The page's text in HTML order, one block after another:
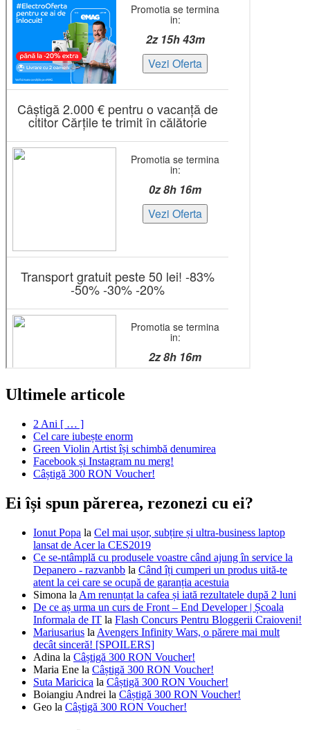
Ultimele articole
2 Ani [ … ]
Cel care iubește enorm
Green Violin Artist își schimbă denumirea
Facebook și Instagram nu merg!
Câștigă 300 RON Voucher!
Ei își spun părerea, rezonezi cu ei?
Ionut Popa la Cel mai ușor, subțire și ultra-business laptop
lansat de Acer la CES2019
Ce se-ntâmplă cu produsele voastre când ajung în service la
Depanero - razvanbb la Când îți cumperi un produs uită-te
atent la cei care se ocupă de garanția acestuia
Simona la Am renunțat la cafea și iată rezultatele după 2 luni
De ce aș urma un curs de Front – End Developer | Școala
Informala de IT la Flash Concurs Pentru Bloggerii Craioveni!
Mariusarius la Avengers Infinity Wars, o părere mai mult
decât sinceră! [SPOILERS]
Adina la Câștigă 300 RON Voucher!
Maria Ene la Câștigă 300 RON Voucher!
Suta Maricica la Câștigă 300 RON Voucher!
Boiangiu Andrei la Câștigă 300 RON Voucher!
Geo la Câștigă 300 RON Voucher!